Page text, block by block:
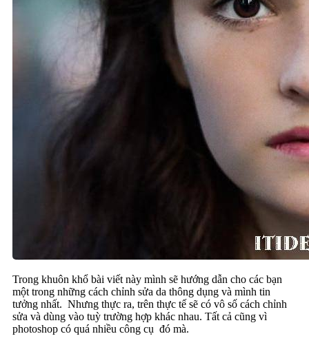
Trong khuôn khổ bài viết này mình sẽ hướng dẫn cho các bạn
một trong những cách chỉnh sửa da thông dụng và mình tin
tưởng nhất. Nhưng thực ra, trên thực tế sẽ có vô số cách chỉnh
sửa và dùng vào tuỳ trường hợp khác nhau. Tất cả cũng vì
photoshop có quá nhiều công cụ đó mà.